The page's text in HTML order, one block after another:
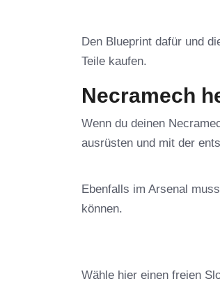
Den Blueprint dafür und
Teile kaufen.
Necramech
Wenn du deinen
ausrüsten und mit der
Ebenfalls im Arsenal
können.
Wähle hier einen freien